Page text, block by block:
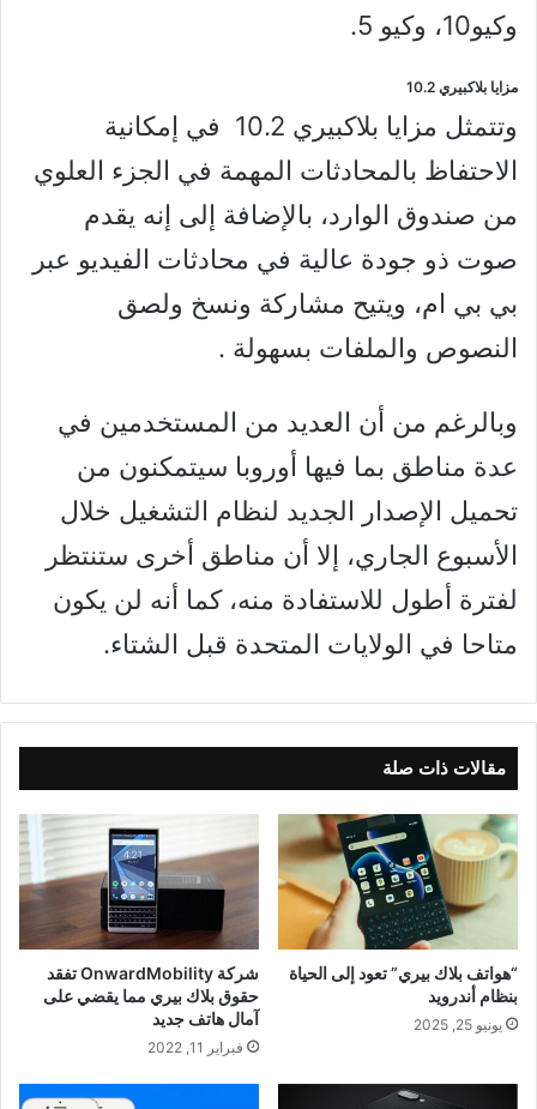
وكيو10، وكيو 5.
مزايا بلاكبيري 10.2
وتتمثل مزايا بلاكبيري 10.2 في إمكانية
الاحتفاظ بالمحادثات المهمة في الجزء العلوي
من صندوق الوارد، بالإضافة إلى إنه يقدم
صوت ذو جودة عالية في محادثات الفيديو عبر
بي بي ام، ويتيح مشاركة ونسخ ولصق
النصوص والملفات بسهولة .
وبالرغم من أن العديد من المستخدمين في
عدة مناطق بما فيها أوروبا سيتمكنون من
تحميل الإصدار الجديد لنظام التشغيل خلال
الأسبوع الجاري، إلا أن مناطق أخرى ستنتظر
لفترة أطول للاستفادة منه، كما أنه لن يكون
متاحا في الولايات المتحدة قبل الشتاء.
مقالات ذات صلة
“هواتف بلاك بيري” تعود إلى الحياة
بنظام أندرويد
يونيو 25, 2025
شركة OnwardMobility تفقد
حقوق بلاك بيري مما يقضي على
آمال هاتف جديد
فبراير 11, 2022